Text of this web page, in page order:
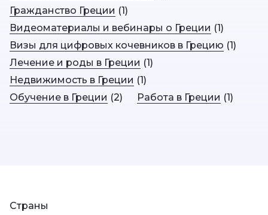
Гражданство Греции (1)
Видеоматериалы и вебинары о Греции (1)
Визы для цифровых кочевников в Грецию (1)
Лечение и роды в Греции (1)
Недвижимость в Греции (1)
Обучение в Греции (2) Работа в Греции (1)
Страны